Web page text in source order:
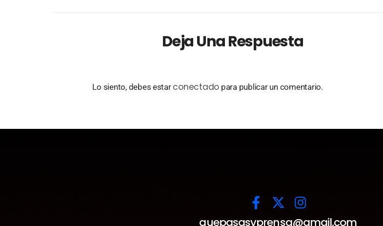
Deja Una Respuesta
Lo siento, debes estar conectado para publicar un comentario.
quepasasvprensa@gmail.com